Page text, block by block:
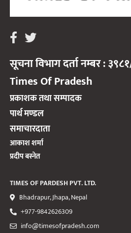
सूचना विभाग दर्ता नम्बर :
Times Of Pradesh
प्रकाशक तथा सम्पादक
पार्थ मण्डल
समाचारदाता
आकाश शर्मा
प्रदीप बस्नेत
TIMES OF PARDESH PVT. LTD.
Bhadrapur, Jhapa, Nepal
+977-9842626309
info@timesofpradesh.com